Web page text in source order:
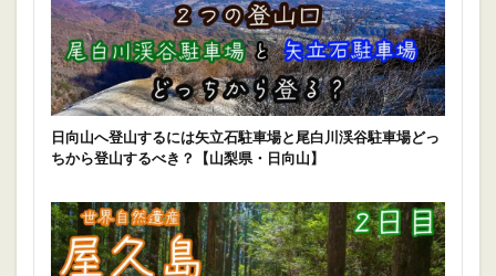
日向山へ登山するには矢立石駐車場と尾白川渓谷駐車場どっ
ちから登山するべき？【山梨県・日向山】